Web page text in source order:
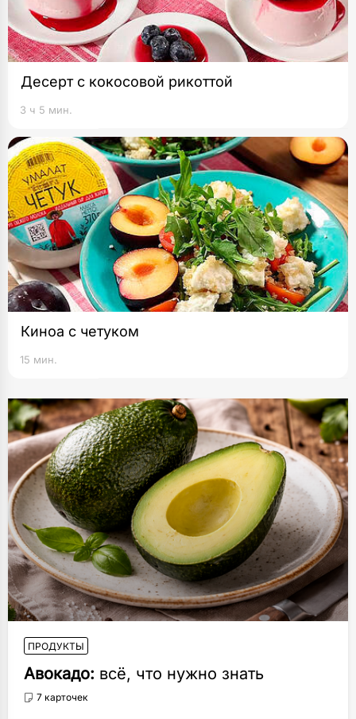
Десерт с кокосовой рикоттой
3 ч 5 мин.
Киноа с четуком
15 мин.
ПРОДУКТЫ
Авокадо: всё, что нужно знать
7 карточек